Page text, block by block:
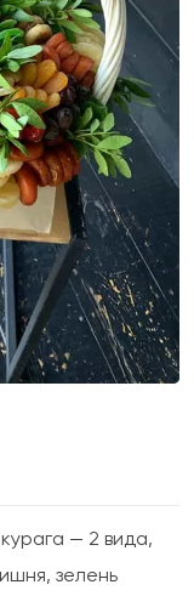
— 2 вида,
зелень